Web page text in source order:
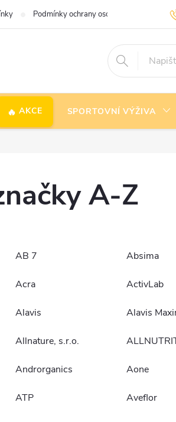
Podmínky ochrany osobních údajů
AKCE SPORTOVNÍ VÝŽIVA
A-Z
AB 7 Absima
Acra ActivLab
Alavis Alavis
Allnature, s.r.o.
Androrganics Aone
ATP Aveflor